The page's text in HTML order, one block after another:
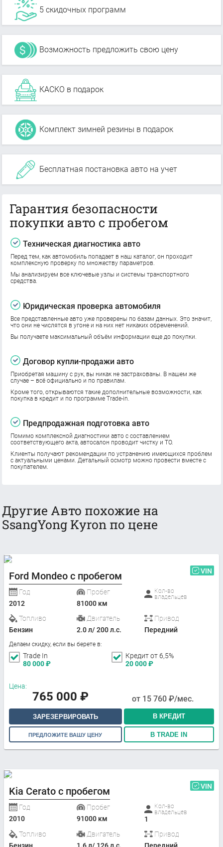
5 скидочных программ
Возможность предложить свою цену
КАСКО в подарок
Комплект зимней резины в подарок
Бесплатная постановка авто на учет
Гарантия безопасности
покупки авто с пробегом
Техническая диагностика авто
Перед тем, как автомобиль попадает в наш каталог, он проходит
комплексную проверку по множеству параметров.
Мы анализируем все ключевые узлы и системы транспортного
средства.
Юридическая проверка автомобиля
Все представленные авто уже проверены по базам данных. Это значит,
что они не числятся в угоне и на них нет никаких обременений.
Вы получаете максимальный объём информации еще до покупки.
Договор купли-продажи авто
Приобретая машину с рук, вы никак не застрахованы. В нашем же
случае – всё официально и по правилам.
Кроме того, открываются такие дополнительные возможности, как
покупка в кредит и по программе Trade-in.
Предпродажная подготовка авто
Помимо комплексной диагностики авто с составлением
соответствующего акта, автосалон проводит чистку и ТО.
Клиенты получают рекомендации по устранению имеющихся проблем
с актуальными ценами. Детальный осмотр можно провести вместе с
покупателем.
Другие Авто похожие на
SsangYong Kyron по цене
Ford Mondeo с пробегом VIN
Год
2012
Пробег
81000 км
Кол-во
владельцев
Топливо
Бензин
Двигатель
2.0 л/ 200 л.с.
Привод
Передний
Делаем скидку, если вы берете в:
Trade In
80 000₽
Кредит от 6,5%
20 000₽
Цена:
765 000 ₽ от 15 760 ₽/мес.
ЗАРЕЗЕРВИРОВАТЬ В КРЕДИТ
ПРЕДЛОЖИТЕ ВАШУ ЦЕНУ В TRADE IN
Kia Cerato с пробегом VIN
Год
2010
Пробег
91000 км
Кол-во
владельцев
1
Топливо
Бензин
Двигатель
1.6 л/ 126 л.с.
Привод
Передний